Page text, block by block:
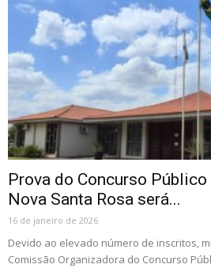
Prova do Concurso
Nova Santa Rosa será...
16 de janeiro de 2026
Devido ao elevado número de inscritos,
Comissão Organizadora do Concurso